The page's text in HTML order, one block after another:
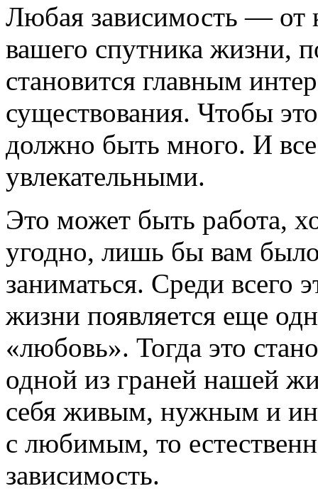
Любая зависимость — от
вашего спутника жизни,
становится главным
существования. Чтобы
должно быть много. И
увлекательными.
Это может быть работа,
угодно, лишь бы вам
заниматься. Среди всего
жизни появляется еще
«любовь». Тогда это
одной из граней нашей
себя живым, нужным и
с любимым, то
зависимость.